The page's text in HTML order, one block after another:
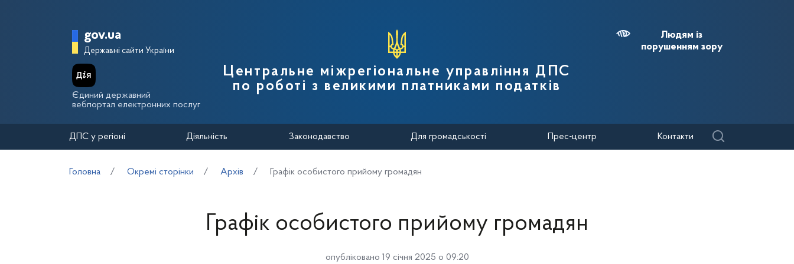
Головна сторінка Державної податкової служби України
gov.ua
Державні сайти України
Єдиний державний
вебпортал електронних послуг
Центральне міжрегіональне управління ДПС
по роботі з великими платниками податків
Людям із
порушенням зору
ДПС у регіоні Діяльність Законодавство Для громадськості Прес-центр Контакти
Головна Окремі сторінки Архів Графік особистого прийому громадян
Графік особистого прийому громадян
опубліковано 19 січня 2025 о 09:20